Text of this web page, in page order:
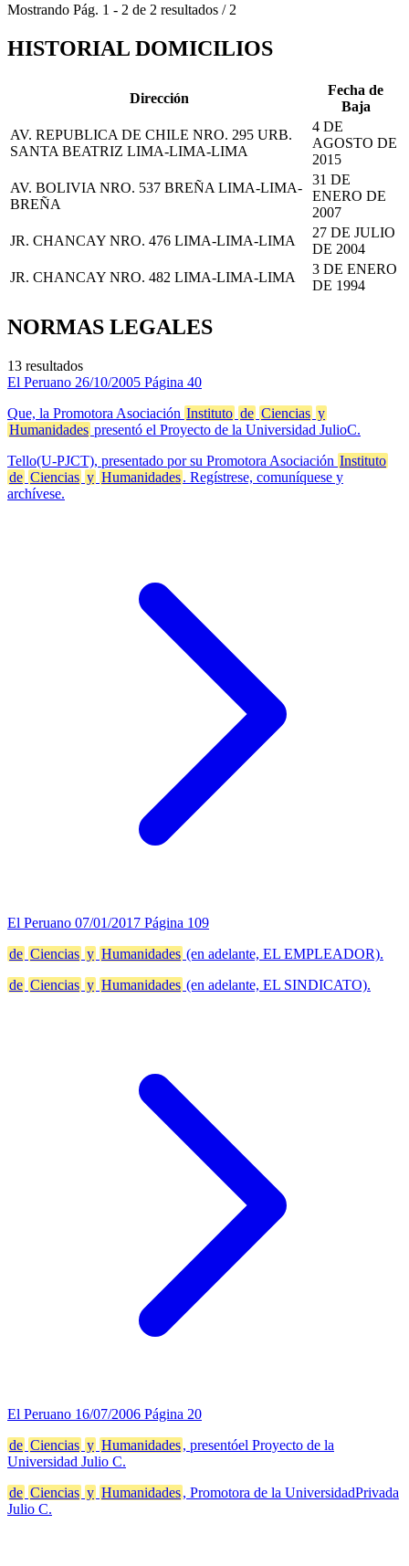
Mostrando Pág. 1 - 2 de 2 resultados / 2
HISTORIAL DOMICILIOS
Dirección
Fecha de
Baja
AV. REPUBLICA DE CHILE NRO. 295 URB.
SANTA BEATRIZ LIMA-LIMA-LIMA
4 DE
AGOSTO DE
2015
AV. BOLIVIA NRO. 537 BREÑA LIMA-LIMA-
BREÑA
31 DE
ENERO DE
2007
JR. CHANCAY NRO. 476 LIMA-LIMA-LIMA
27 DE JULIO
DE 2004
JR. CHANCAY NRO. 482 LIMA-LIMA-LIMA
3 DE ENERO
DE 1994
NORMAS LEGALES
13 resultados
El Peruano 26/10/2005 Página 40
Que, la Promotora Asociación Instituto de Ciencias y
Humanidades presentó el Proyecto de la Universidad JulioC.
Tello(U-PJCT), presentado por su Promotora Asociación Instituto
de Ciencias y Humanidades. Regístrese, comuníquese y
archívese.
El Peruano 07/01/2017 Página 109
de Ciencias y Humanidades (en adelante, EL EMPLEADOR).
de Ciencias y Humanidades (en adelante, EL SINDICATO).
El Peruano 16/07/2006 Página 20
de Ciencias y Humanidades, presentóel Proyecto de la
Universidad Julio C.
de Ciencias y Humanidades, Promotora de la UniversidadPrivada
Julio C.